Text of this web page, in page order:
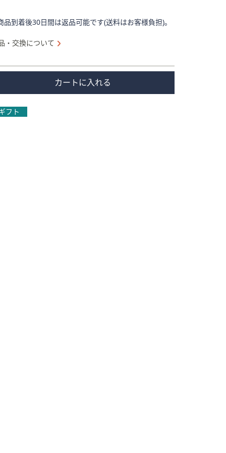
品到着後30日間は返品可能です(送料はお客様負担)。
・交換について
カートに入れる
フト